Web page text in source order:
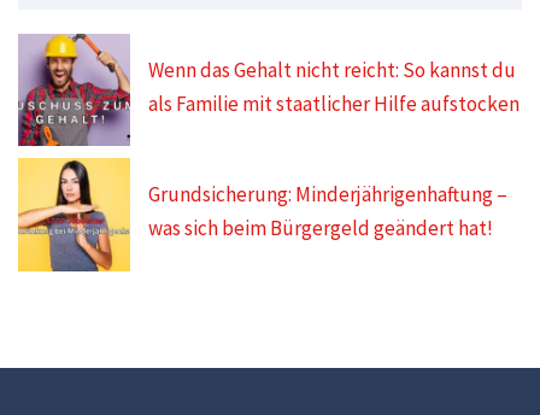
Wenn das Gehalt nicht reicht: So kannst du
als Familie mit staatlicher Hilfe aufstocken
Grundsicherung: Minderjährigenhaftung –
was sich beim Bürgergeld geändert hat!